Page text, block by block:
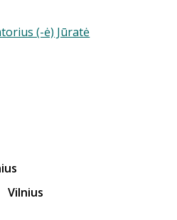
(-ė) Jūratė
Vilnius